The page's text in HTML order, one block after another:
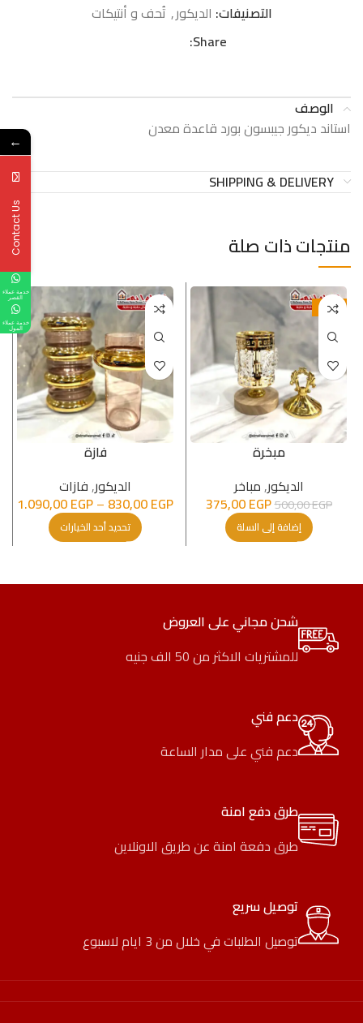
التصنيفات: الدیكور, تُحف و أنتیكات
Share:
الوصف
استاند ديكور جيبسون بورد قاعدة معدن
SHIPPING & DELIVERY
منتجات ذات صلة
-25%
مبخرة
الدیكور,مباخر
500,00EGP
375,00EGP
إضافة إلى السلة
فازة
الدیكور,فازات
830,00EGP
–
1.090,00EGP
تحديد أحد الخيارات
شحن مجاني على العروض
للمشتريات الاكثر من 50 الف جنيه
دعم فني
دعم فني على مدار الساعة
طرق دفع امنة
طرق دفعة امنة عن طريق الاونلاين
توصيل سريع
توصيل الطلبات في خلال من 3 ايام لاسبوع
←
Contact Us
خدمة عملاء
القصر
خدمة عملاء
المول